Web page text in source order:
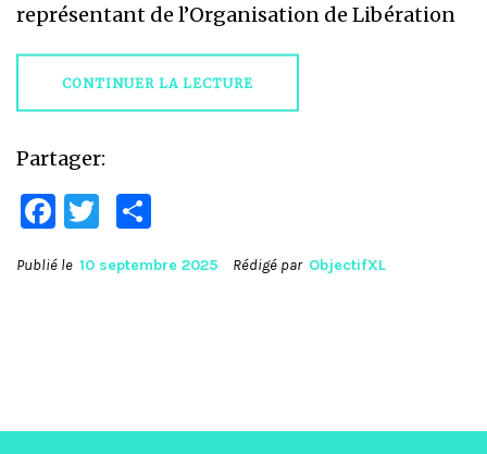
représentant de l’Organisation de Libération
CONTINUER LA LECTURE
Partager:
Facebook
Twitter
Publié le 10 septembre 2025 Rédigé par ObjectifXL